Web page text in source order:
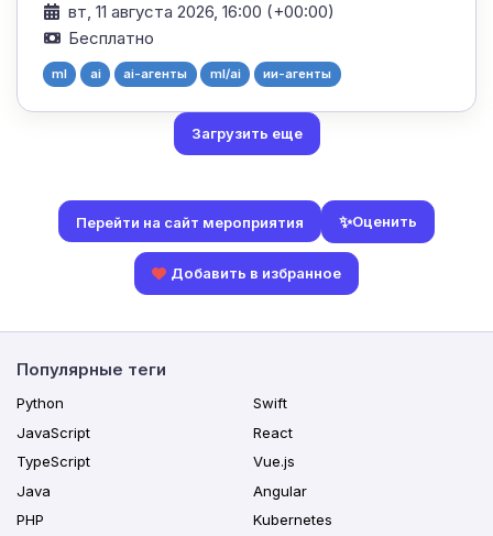
вт, 11 августа 2026, 16:00 (+00:00)
Бесплатно
ml ai ai-агенты ml/ai ии-агенты
Загрузить еще
Перейти на сайт мероприятия ✨Оценить
Добавить в избранное
Популярные теги
Python
JavaScript
TypeScript
Java
PHP
Swift
React
Vue.js
Angular
Kubernetes